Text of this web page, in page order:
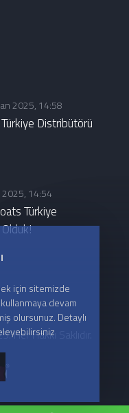
2025, 14:58
Distribütörü
14:54
Türkiye
Hakkı Saklıdır.
için sitemizde
devam
olursunuz. Detaylı